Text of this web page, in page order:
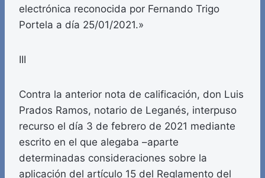
electrónica reconocida por Fernando Trigo
Portela a día 25/01/2021.»
III
Contra la anterior nota de calificación, don Luis
Prados Ramos, notario de Leganés, interpuso
recurso el día 3 de febrero de 2021 mediante
escrito en el que alegaba –aparte
determinadas consideraciones sobre la
aplicación del artículo 15 del Reglamento del